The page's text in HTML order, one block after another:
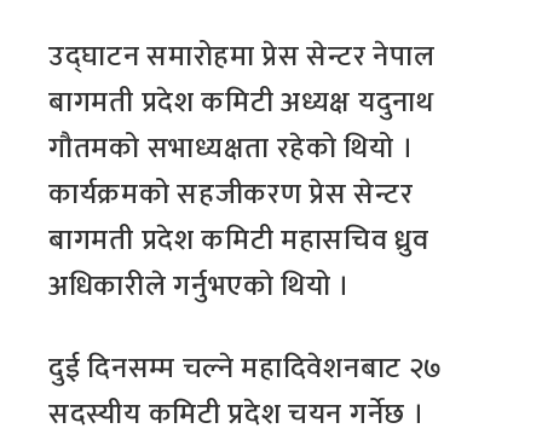
उद्घाटन समारोहमा प्रेस सेन्टर नेपाल
बागमती प्रदेश कमिटी अध्यक्ष यदुनाथ
गौतमको सभाध्यक्षता रहेको थियो ।
कार्यक्रमको सहजीकरण प्रेस सेन्टर
बागमती प्रदेश कमिटी महासचिव ध्रुव
अधिकारीले गर्नुभएको थियो ।
दुई दिनसम्म चल्ने महादिवेशनबाट २७
सदस्यीय कमिटी प्रदेश चयन गर्नेछ ।